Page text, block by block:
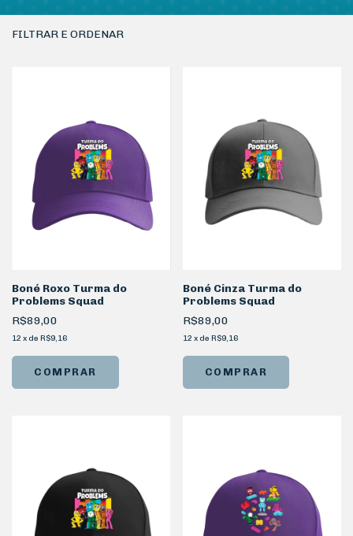
FILTRAR E ORDENAR
Boné Roxo Turma do
Problems Squad
R$89,00
12 x de R$9,16
Boné Cinza Turma do
Problems Squad
R$89,00
12 x de R$9,16